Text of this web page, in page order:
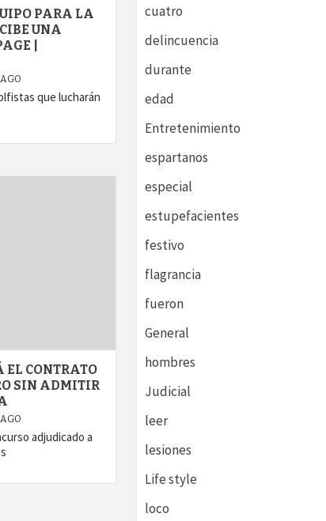
PARA LA
UNA
|
que lucharán
EL CONTRATO
SIN ADMITIR
adjudicado a
cuatro
delincuencia
durante
edad
Entretenimiento
espartanos
especial
estupefacientes
festivo
flagrancia
fueron
General
hombres
Judicial
leer
lesiones
Life style
loco